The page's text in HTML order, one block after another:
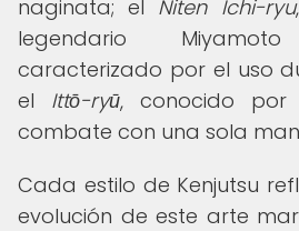
naginata; el Niten Ichi-ryu
legendario
caracterizado por el uso
el Ittō-ryū, conocido por
combate con una sola
Cada estilo de Kenjutsu
evolución de este arte